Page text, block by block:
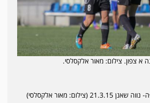
א צפון. צילום: מאור אלקסלסי.
(צילום: מאור אלקסלסי)